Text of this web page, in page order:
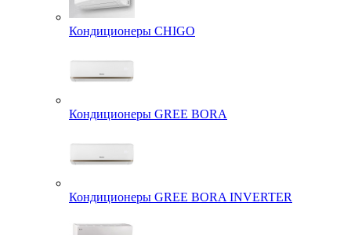
Кондиционеры CHIGO
Кондиционеры GREE BORA
Кондиционеры GREE BORA INVERTER